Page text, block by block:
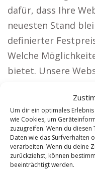
Um dir ein optimales
wie Cookies, um
zuzugreifen. Wenn du
Daten wie das Surfverhalten
verarbeiten. Wenn du deine
zurückziehst, können
beeinträchtigt werden.
dafür, dass Ihre
neuesten Stand
definierter
Welche
bietet. Unsere
ansprechen
Maximieren Sie
Sie neue
Architekten:
Präsentation Ihrer